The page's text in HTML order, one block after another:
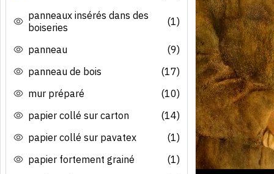
panneaux insérés dans des
boiseries
(1)
panneau
(9)
panneau de bois
(17)
mur préparé
(10)
papier collé sur carton
(14)
papier collé sur pavatex
(1)
papier fortement grainé
(1)